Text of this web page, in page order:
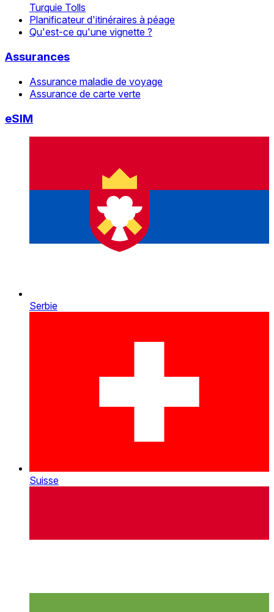
Turquie Tolls
Planificateur d'itinéraires à péage
Qu'est-ce qu'une vignette ?
Assurances
Assurance maladie de voyage
Assurance de carte verte
eSIM
Serbie
Suisse